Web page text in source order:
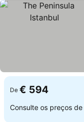
De € 594
Consulte os preços de